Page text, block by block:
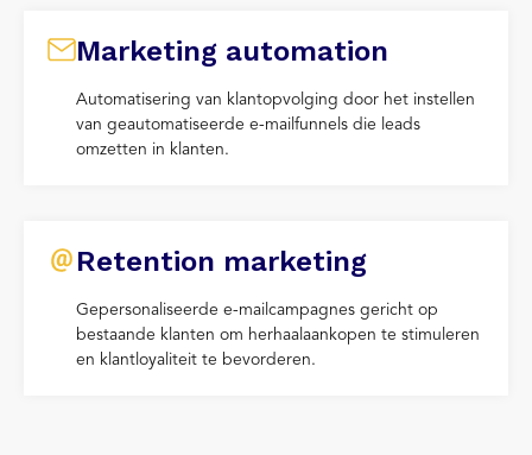
Marketing automation
Automatisering van klantopvolging door het instellen
van geautomatiseerde e-mailfunnels die leads
omzetten in klanten.
Retention marketing
Gepersonaliseerde e-mailcampagnes gericht op
bestaande klanten om herhaalaankopen te stimuleren
en klantloyaliteit te bevorderen.